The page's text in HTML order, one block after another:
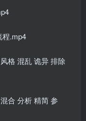
程.mp4
格 混乱 诡异 排除
合 分析 精简 参